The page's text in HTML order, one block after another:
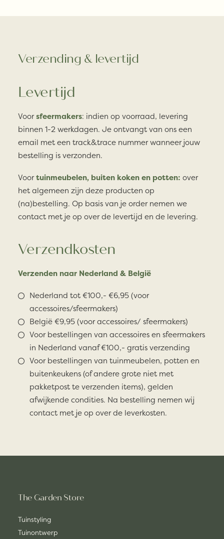
Verzending & levertijd
Levertijd
Voorsfeermakers: indien op voorraad, levering
binnen 1-2 werkdagen. Je ontvangt van ons een
email met een track&trace nummer wanneer jouw
bestelling is verzonden.
Voortuinmeubelen, buiten koken en potten: over
het algemeen zijn deze producten op
(na)bestelling. Op basis van je order nemen we
contact met je op over de levertijd en de levering.
Verzendkosten
Verzenden naar Nederland & België
Nederland tot €100,- €6,95 (voor
accessoires/sfeermakers)
België €9,95 (voor accessoires/ sfeermakers)
Voor bestellingen van accessoires en sfeermakers
in Nederland vanaf €100,- gratis verzending
Voor bestellingen van tuinmeubelen, potten en
buitenkeukens (of andere grote niet met
pakketpost te verzenden items), gelden
afwijkende condities. Na bestelling nemen wij
contact met je op over de leverkosten.
The Garden Store
Tuinstyling
Tuinontwerp